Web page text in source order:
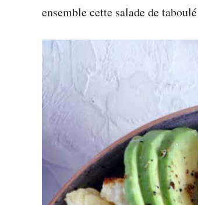
ensemble cette salade de